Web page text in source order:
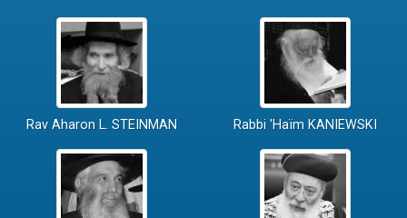
Rav Aharon L. STEINMAN Rabbi 'Haïm KANIEWSKI